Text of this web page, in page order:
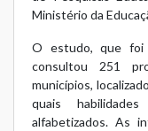
Ministério da
O estudo, que foi
consultou 251
municípios,
quais
alfabetizados. As